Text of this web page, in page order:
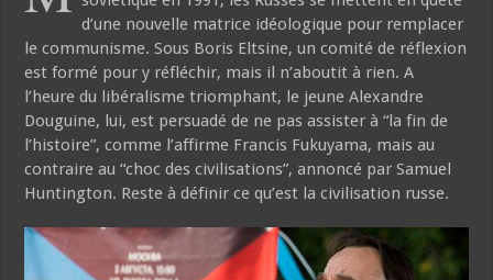
d’une nouvelle matrice idéologique pour remplacer
le communisme. Sous Boris Eltsine, un comité de réflexion
est formé pour y réfléchir, mais il n’aboutit à rien. A
l’heure du libéralisme triomphant, le jeune Alexandre
Douguine, lui, est persuadé de ne pas assister à “la fin de
l’histoire”, comme l’affirme Francis Fukuyama, mais au
contraire au “choc des civilisations”, annoncé par Samuel
Huntington. Reste à définir ce qu’est la civilisation russe.